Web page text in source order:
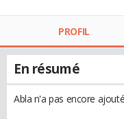
PROFIL
En résumé
Abla n'a pas encore